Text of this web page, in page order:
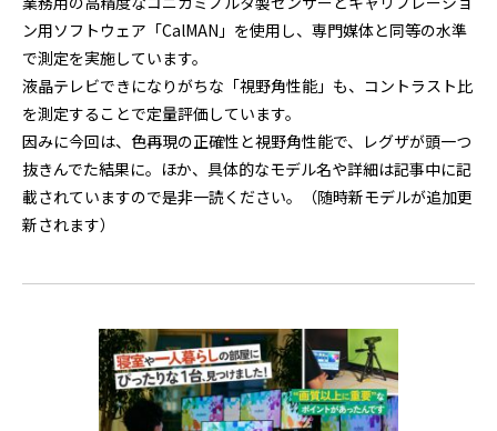
ン用ソフトウェア「CalMAN」を使用し、専門媒体と同等の水準
で測定を実施しています。
液晶テレビできになりがちな「視野角性能」も、コントラスト比
を測定することで定量評価しています。
因みに今回は、色再現の正確性と視野角性能で、レグザが頭一つ
抜きんでた結果に。ほか、具体的なモデル名や詳細は記事中に記
載されていますので是非一読ください。（随時新モデルが追加更
新されます）